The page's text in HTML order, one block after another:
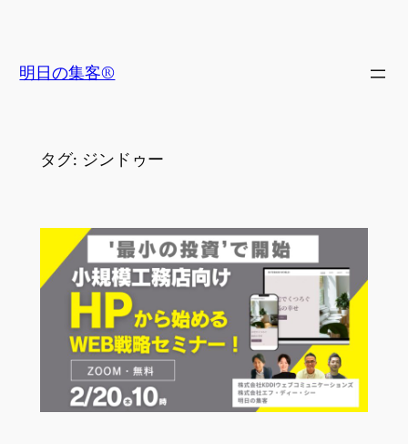
を明日の集客®
タグ: ジンドゥー